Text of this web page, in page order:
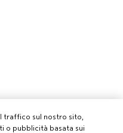
traffico sul nostro sito,
o pubblicità basata sui